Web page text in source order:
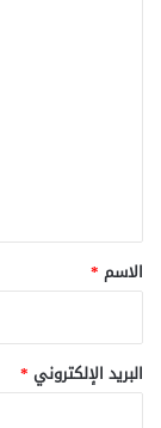
*
الاسم *
البريد الإلكتروني *